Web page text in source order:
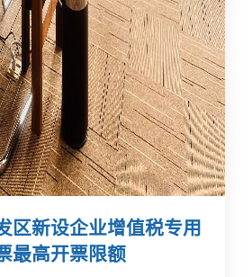
区新设企业增值税专用
最高开票限额